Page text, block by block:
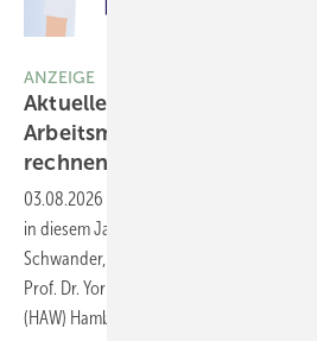
ANZEIGE
Aktuelles Thema für die
Arbeitsmedizin:
rechnen sich
03.08.2026
in diesem Jahr einen „ASU Best Paper
Schwander, Gründer der AHEAD GmbH in
Prof. Dr. York Zöllner, Hochschule für
(HAW) Hamburg.